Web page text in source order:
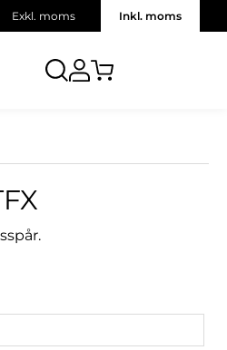
Exkl. moms Inkl. moms